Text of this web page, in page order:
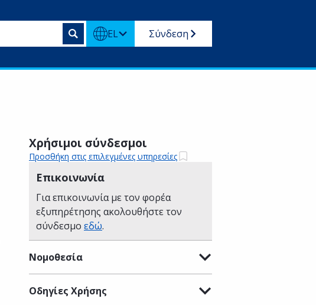
EL Σύνδεση
Χρήσιμοι σύνδεσμοι
Προσθήκη στις επιλεγμένες υπηρεσίες
Επικοινωνία
Για επικοινωνία με τον φορέα
εξυπηρέτησης ακολουθήστε τον
σύνδεσμο εδώ.
Νομοθεσία
Οδηγίες Χρήσης